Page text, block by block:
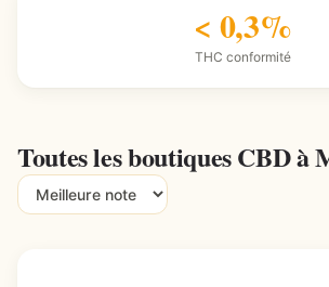
< 0,3%
THC conformité
Toutes les boutiques CBD